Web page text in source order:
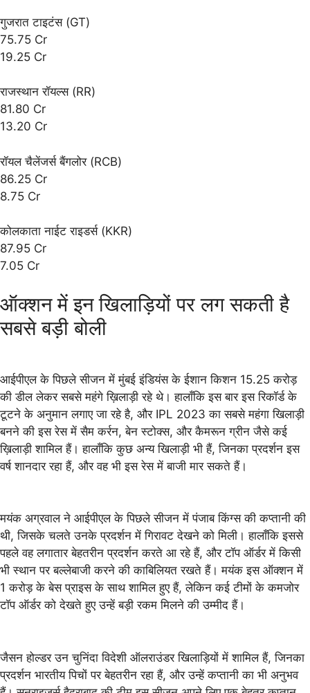
गुजरात टाइटंस (GT)
75.75 Cr
19.25 Cr
राजस्थान रॉयल्स (RR)
81.80 Cr
13.20 Cr
रॉयल चैलेंजर्स बैंगलोर (RCB)
86.25 Cr
8.75 Cr
कोलकाता नाईट राइडर्स (KKR)
87.95 Cr
7.05 Cr
ऑक्शन में इन खिलाड़ियों पर लग सकती है
सबसे बड़ी बोली
आईपीएल के पिछले सीजन में मुंबई इंडियंस के ईशान किशन 15.25 करोड़
की डील लेकर सबसे महंगे ख़िलाड़ी रहे थे। हालाँकि इस बार इस रिकॉर्ड के
टूटने के अनुमान लगाए जा रहे है, और IPL 2023 का सबसे महंगा खिलाड़ी
बनने की इस रेस में सैम कर्रन, बेन स्टोक्स, और कैमरून ग्रीन जैसे कई
ख़िलाड़ी शामिल हैं। हालाँकि कुछ अन्य खिलाड़ी भी हैं, जिनका प्रदर्शन इस
वर्ष शानदार रहा हैं, और वह भी इस रेस में बाजी मार सकते हैं।
मयंक अग्रवाल ने आईपीएल के पिछले सीजन में पंजाब किंग्स की कप्तानी की
थी, जिसके चलते उनके प्रदर्शन में गिरावट देखने को मिली। हालाँकि इससे
पहले वह लगातार बेहतरीन प्रदर्शन करते आ रहे हैं, और टॉप ऑर्डर में किसी
भी स्थान पर बल्लेबाजी करने की काबिलियत रखते हैं। मयंक इस ऑक्शन में
1 करोड़ के बेस प्राइस के साथ शामिल हुए हैं, लेकिन कई टीमों के कमजोर
टॉप ऑर्डर को देखते हुए उन्हें बड़ी रकम मिलने की उम्मीद हैं।
जैसन होल्डर उन चुनिंदा विदेशी ऑलराउंडर खिलाड़ियों में शामिल हैं, जिनका
प्रदर्शन भारतीय पिचों पर बेहतरीन रहा हैं, और उन्हें कप्तानी का भी अनुभव